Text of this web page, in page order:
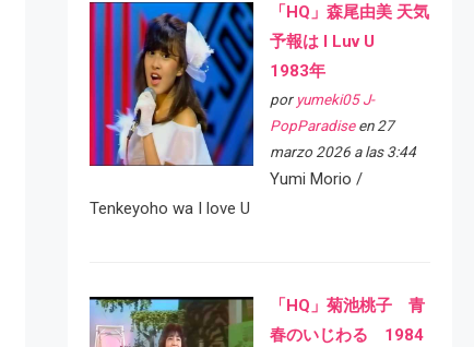
「HQ」森尾由美 天気
予報は I Luv U
1983年
por yumeki05 J-
PopParadiseen 27
marzo 2026 a las 3:44
Yumi Morio /
Tenkeyoho wa I love U
「HQ」菊池桃子 青
春のいじわる 1984